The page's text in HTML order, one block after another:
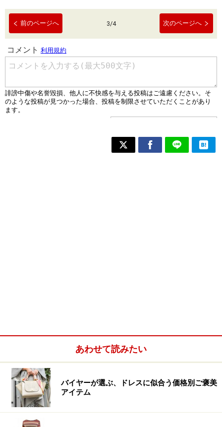
前のページへ 3/4 次のページへ
あわせて読みたい
バイヤーが選ぶ、ドレスに似合う価格別ご褒美
アイテム